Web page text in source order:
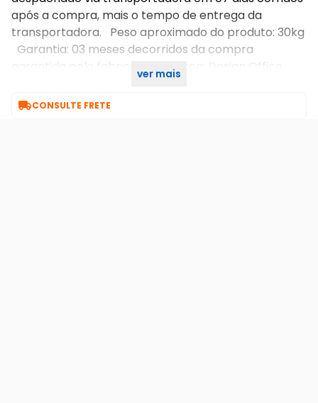
após a compra, mais o tempo de entrega da
transportadora. Peso aproximado do produto: 30kg
Garantia: 03 meses decorridos da compra
garantida pelo fabricante. Marca: Design Office
ver mais
CONSULTE FRETE